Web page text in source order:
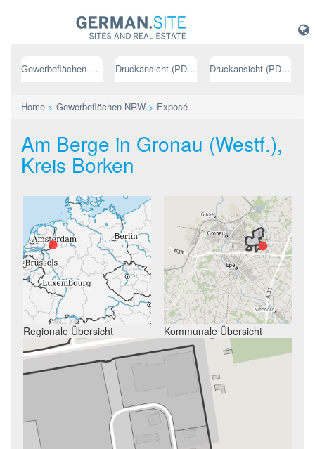
Gewerbeflächen NRW Druckansicht (PDF) // deutsch Druckansicht (PDF) // englisch
Home > Gewerbeflächen NRW > Exposé
Am Berge in Gronau (Westf.),
Kreis Borken
Regionale Übersicht Kommunale Übersicht